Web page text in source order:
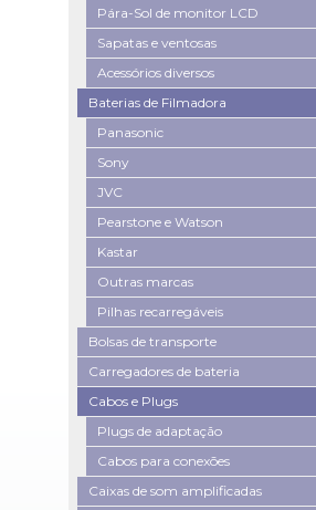
Pára-Sol de monitor LCD
Sapatas e ventosas
Acessórios diversos
Baterias de Filmadora
Panasonic
Sony
JVC
Pearstone e Watson
Kastar
Outras marcas
Pilhas recarregáveis
Bolsas de transporte
Carregadores de bateria
Cabos e Plugs
Plugs de adaptação
Cabos para conexões
Caixas de som amplificadas